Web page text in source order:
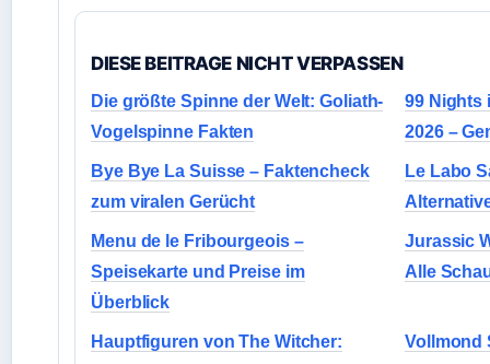
DIESE BEITRAGE NICHT VERPASSEN
Die größte Spinne der Welt: Goliath-
Vogelspinne Fakten
99 Nights
2026 –
Bye Bye La Suisse – Faktencheck
zum viralen Gerücht
Le Labo
Menu de le Fribourgeois –
Speisekarte und Preise im
Überblick
Jurassic
Alle
Hauptfiguren von The Witcher:
Vollmond